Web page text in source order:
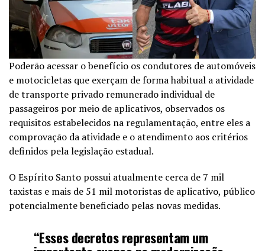
Poderão acessar o benefício os condutores de automóveis
e motocicletas que exerçam de forma habitual a atividade
de transporte privado remunerado individual de
passageiros por meio de aplicativos, observados os
requisitos estabelecidos na regulamentação, entre eles a
comprovação da atividade e o atendimento aos critérios
definidos pela legislação estadual.
O Espírito Santo possui atualmente cerca de 7 mil
taxistas e mais de 51 mil motoristas de aplicativo, público
potencialmente beneficiado pelas novas medidas.
“Esses decretos representam um